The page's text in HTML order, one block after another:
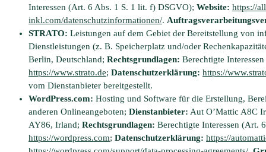
Interessen (Art. 6 Abs. 1 S. 1 lit. f) DSGVO); Website: https://
inkl.com/datenschutzinformationen/.
STRATO: Leistungen auf dem Gebiet der Bereitstellung von
Dienstleistungen (z. B. Speicherplatz und/oder
Berlin, Deutschland; Rechtsgrundlagen: Berechtigte
https://www.strato.de; Datenschutzerklärung: https://
vom Dienstanbieter bereitgestellt.
WordPress.com: Hosting und Software für die Erstellung,
anderen Onlineangeboten; Dienstanbieter: Aut O’Mattic A8C
AY86, Irland; Rechtsgrundlagen: Berechtigte Interessen (Art.
https://wordpress.com; Datenschutzerklärung: https://